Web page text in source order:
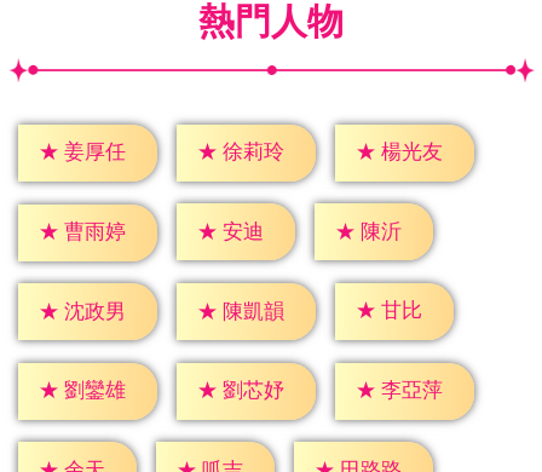
熱門人物
★ 姜厚任 ★ 徐莉玲 ★ 楊光友
★ 曹雨婷 ★ 安迪 ★ 陳沂
★ 沈政男 ★ 陳凱韻 ★ 甘比
★ 劉鑾雄 ★ 劉芯妤 ★ 李亞萍